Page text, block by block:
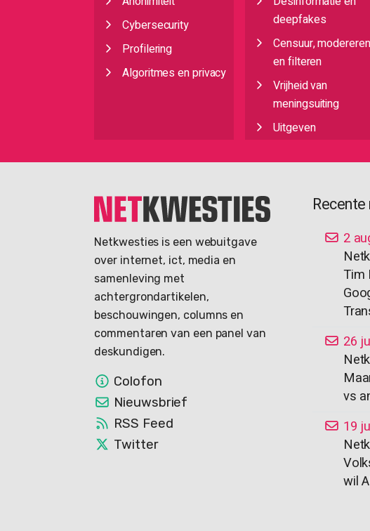
Cybersecurity
Profilering
Algoritmes en privacy
deepfakes
Censuur, modereren
en filteren
Vrijheid van
meningsuiting
Uitgeven
Netkwesties is een webuitgave
over internet, ict, media en
samenleving met
achtergrondartikelen,
beschouwingen, columns en
commentaren van een panel van
deskundigen.
Colofon
Nieuwsbrief
RSS Feed
Twitter
2
Tim
26
vs
19
wil